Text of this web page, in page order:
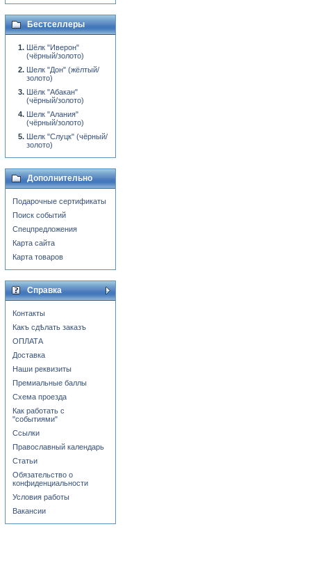
Бестселлеры
Шёлк "Иверон"
(чёрный/золото)
Шелк "Дон" (жёлтый/
золото)
Шёлк "Абакан"
(чёрный/золото)
Шелк "Алания"
(чёрный/золото)
Шелк "Слуцк" (чёрный/
золото)
Дополнительно
Подарочные сертификаты
Поиск событий
Спецпредложения
Карта сайта
Карта товаров
Справка
Контакты
Какъ сдѣлать заказъ
ОПЛАТА
Доставка
Наши реквизиты
Премиальные баллы
Схема проезда
Как работать с
"событиями"
Ссылки
Православный календарь
Статьи
Обязательство о
конфиденциальности
Условия работы
Вакансии